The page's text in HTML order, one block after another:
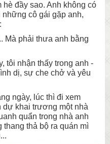
hè đầy sao. Anh không có
cô gái gặp anh,
Mà phải thưa anh bằng
tôi nhận thấy trong anh -
dị, sự che chở và yêu
ngày, lúc thì đi xem
dự khai trương một nhà
quẩn trong nhà anh
thang thả bộ ra quán mì